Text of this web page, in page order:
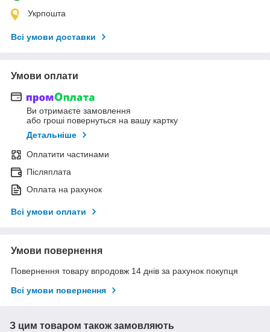
Укрпошта
Всі умови доставки
Умови оплати
Ви отримаєте замовлення
або гроші повернуться на вашу картку
Детальніше
Оплатити частинами
Післяплата
Оплата на рахунок
Всі умови оплати
Умови повернення
Повернення товару впродовж 14 днів за рахунок покупця
Всі умови повернення
З цим товаром також замовляють